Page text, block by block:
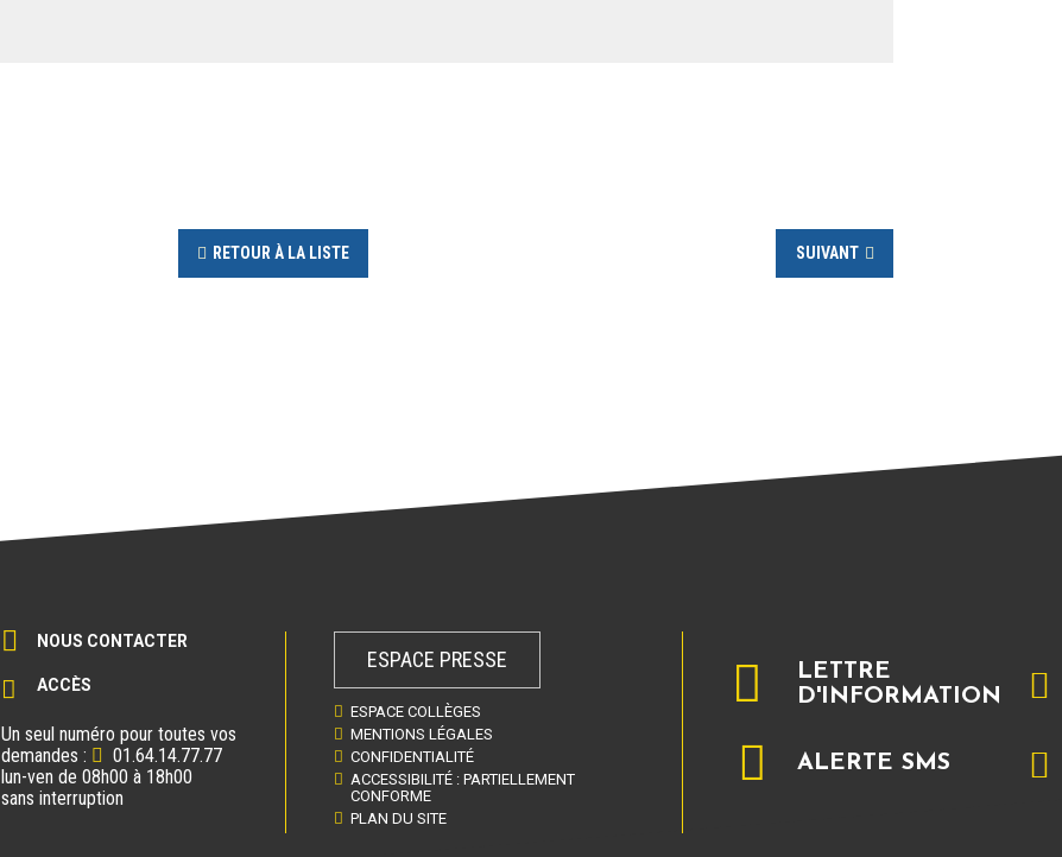
RETOUR À LA LISTE SUIVANT
NOUS CONTACTER
ACCÈS
Un seul numéro pour toutes vos
demandes :
01.64.14.77.77
lun-ven de 08h00 à 18h00
sans interruption
ESPACE PRESSE
ESPACE COLLÈGES
MENTIONS LÉGALES
CONFIDENTIALITÉ
ACCESSIBILITÉ : PARTIELLEMENT
CONFORME
PLAN DU SITE
LETTRE
D'INFORMATION
ALERTE SMS